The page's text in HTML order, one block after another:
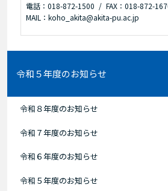
電話：018-872-1500
FAX：018-872-
MAIL：koho_akita@akita-pu.ac.jp
令和５年度のお知らせ
令和８年度のお知らせ
令和７年度のお知らせ
令和６年度のお知らせ
令和５年度のお知らせ